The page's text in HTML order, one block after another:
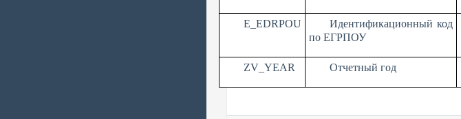
E EDRPOU
Идентификационный код
по ЕГРПОУ
ZV_ YEAR Отчетный год